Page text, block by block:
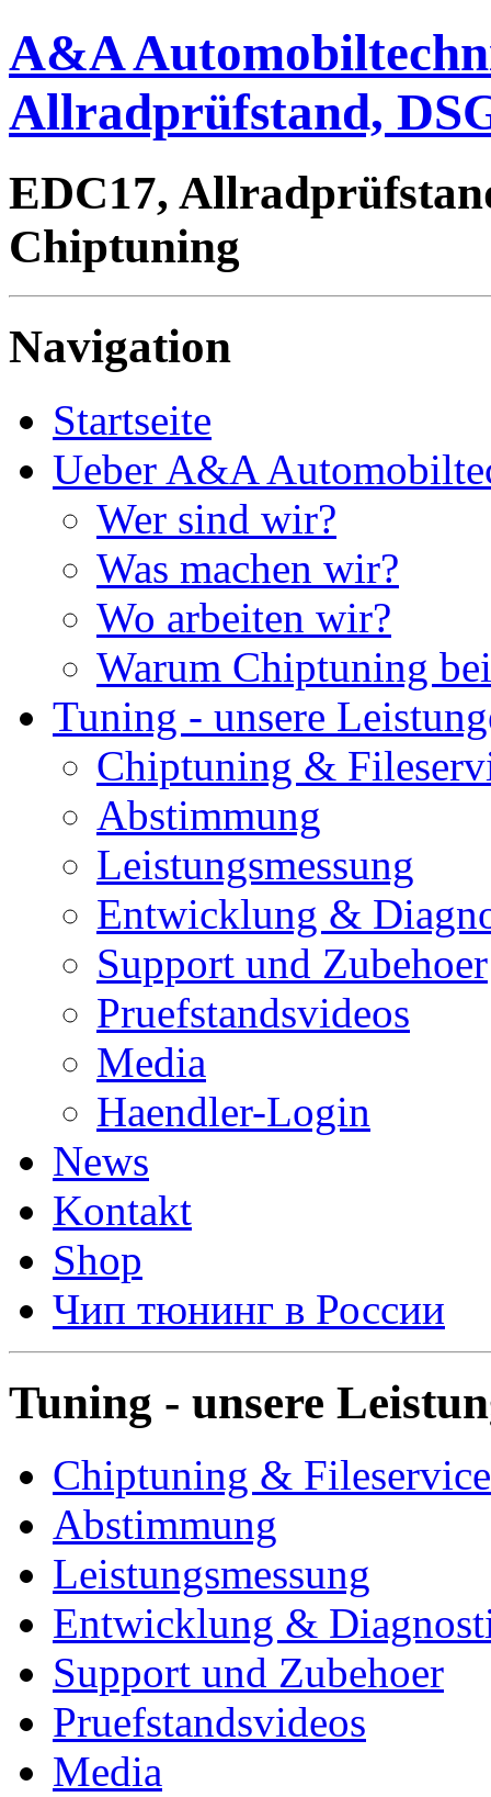
A&A
Allradprüfstand,
EDC17,
Chiptuning
Navigation
Startseite
Ueber A&A
Wer sind wir?
Was machen wir?
Wo arbeiten wir?
Warum Chiptuning
Tuning - unsere
Chiptuning &
Abstimmung
Leistungsmessung
Entwicklung &
Support und Zubehoer
Pruefstandsvideos
Media
Haendler-Login
News
Kontakt
Shop
Чип тюнинг в России
Tuning - unsere
Chiptuning & Fileservice
Abstimmung
Leistungsmessung
Entwicklung &
Support und Zubehoer
Pruefstandsvideos
Media